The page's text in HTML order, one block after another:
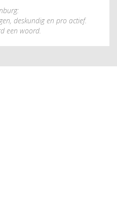
deskundig en pro actief.
een woord.